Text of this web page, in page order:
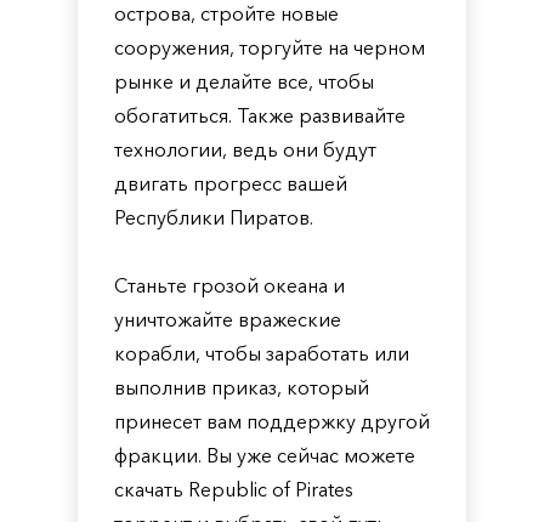
острова, стройте новые
сооружения, торгуйте на черном
рынке и делайте все, чтобы
обогатиться. Также развивайте
технологии, ведь они будут
двигать прогресс вашей
Республики Пиратов.
Станьте грозой океана и
уничтожайте вражеские
корабли, чтобы заработать или
выполнив приказ, который
принесет вам поддержку другой
фракции. Вы уже сейчас можете
скачать Republic of Pirates